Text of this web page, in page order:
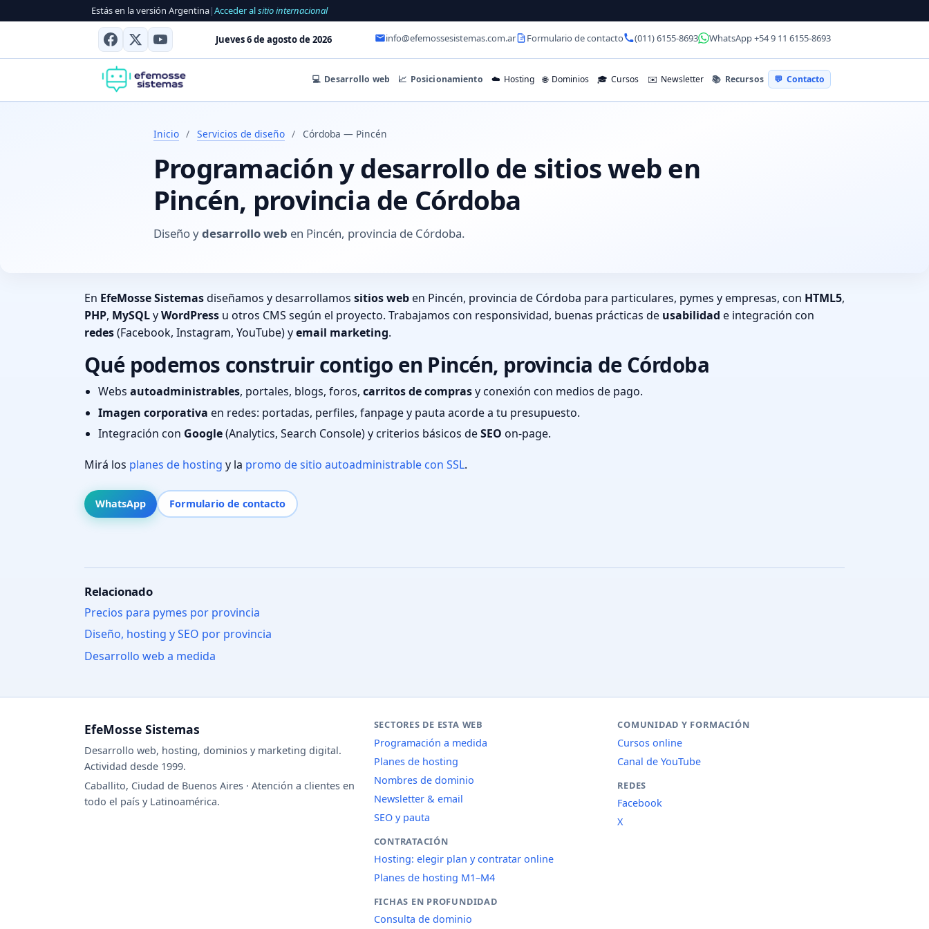
Estás en la versión Argentina|Acceder alsitio internacional
Jueves 6 de agosto de 2026 info@efemossesistemas.com.ar Formulario de contacto (011) 6155-8693 WhatsApp +54 9 11 6155-8693
💻 Desarrollo web 📈 Posicionamiento ☁️ Hosting 🌐 Dominios 🎓 Cursos ✉️ Newsletter 📚 Recursos 💬 Contacto
Inicio / Servicios de diseño / Córdoba — Pincén
Programación y desarrollo de sitios web en
Pincén, provincia de Córdoba
Diseño ydesarrollo web en Pincén, provincia de Córdoba.
En EfeMosse Sistemasdiseñamos y desarrollamos sitios weben Pincén, provincia de Córdoba para particulares, pymes y empresas, con HTML5,
PHP, MySQLyWordPress u otros CMS según el proyecto. Trabajamos con responsividad, buenas prácticas de usabilidad e integración con
redes(Facebook, Instagram, YouTube) yemail marketing.
Qué podemos construir contigo en Pincén, provincia de Córdoba
Webs autoadministrables, portales, blogs, foros, carritos de comprasy conexión con medios de pago.
Imagen corporativa en redes: portadas, perfiles, fanpage y pauta acorde a tu presupuesto.
Integración con Google(Analytics, Search Console) y criterios básicos deSEO on-page.
Mirá los planes de hosting y la promo de sitio autoadministrable con SSL.
WhatsApp Formulario de contacto
Relacionado
Precios para pymes por provincia
Diseño, hosting y SEO por provincia
Desarrollo web a medida
EfeMosse Sistemas
Desarrollo web, hosting, dominios y marketing digital.
Actividad desde 1999.
Caballito, Ciudad de Buenos Aires · Atención a clientes en
todo el país y Latinoamérica.
SECTORES DE ESTA WEB
Programación a medida
Planes de hosting
Nombres de dominio
Newsletter & email
SEO y pauta
CONTRATACIÓN
Hosting: elegir plan y contratar online
Planes de hosting M1–M4
FICHAS EN PROFUNDIDAD
Consulta de dominio
COMUNIDAD Y FORMACIÓN
Cursos online
Canal de YouTube
REDES
Facebook
X